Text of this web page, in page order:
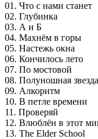
01. Что с нами станет
02. Глубинка
03. А и Б
04. Махнём в горы
05. Настежь окна
06. Кончилось лето
07. По мостовой
08. Полуношная звезда
09. Алкоритм
10. В петле времени
11. Проверяй
12. Влюблён в этот
13. The Elder School